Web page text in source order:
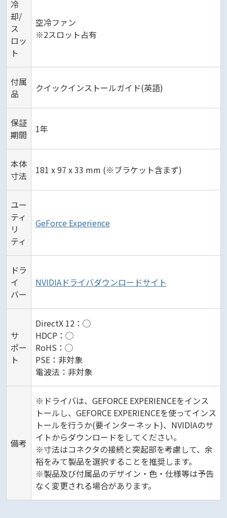
冷
却/
ス
ロッ
ト
空冷ファン
※2スロット占有
付属
品
クイックインストールガイド(英語)
保証
期間
1年
本体
寸法
181 x 97 x 33 mm (※ブラケット含まず)
ユー
ティ
リ
ティ
GeForce Experience
ドラ
イ
バー
NVIDIAドライバダウンロードサイト
サ
ポー
ト
DirectX 12：◯
HDCP：◯
RoHS：◯
PSE：非対象
電波法：非対象
備考
※ドライバは、GEFORCE EXPERIENCEをインス
トールし、GEFORCE EXPERIENCEを使ってインス
トールを行うか(要インターネット)、NVIDIAのサ
イトからダウンロードをしてください。
※寸法はコネクタの接続と突起部を考慮して、余
裕をみて製品を選択することを推奨します。
※製品及び付属品のデザイン・色・仕様等は予告
なく変更される場合があります。